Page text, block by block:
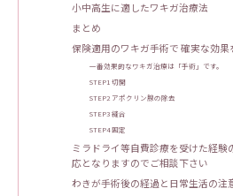
小中高生に適したワキガ治療法
まとめ
保険適用のワキガ手術で 確実な効果
一番効果的なワキガ治療は「手術」です。
STEP1 切開
STEP2 アポクリン腺の除去
STEP3 縫合
STEP4 固定
ミラドライ等自費診療を受けた経
応となりますのでご相談下さい
わきが手術後の経過と日常生活の注